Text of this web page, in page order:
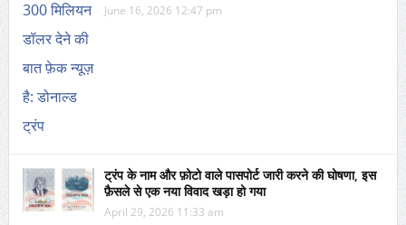
June 16, 2026 12:47 pm
ट्रंप के नाम और फ़ोटो वाले पासपोर्ट जारी करने की घोषणा, इस
फ़ैसले से एक नया विवाद खड़ा हो गया
April 29, 2026 11:33 am